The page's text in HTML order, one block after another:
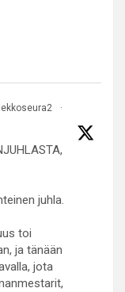
·
juhla.
toi
ja tänään
jota